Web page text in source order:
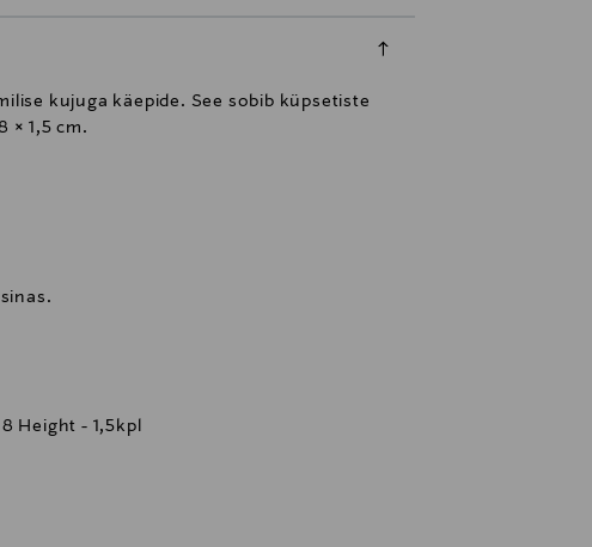
kujuga käepide. See sobib küpsetiste
× 1,5 cm.
Height - 1,5kpl